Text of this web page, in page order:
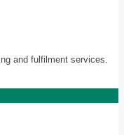
and fulfilment services.